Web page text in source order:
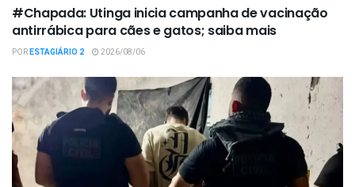
#Chapada: Utinga inicia campanha de vacinação
antirrábica para cães e gatos; saiba mais
PORESTAGIÁRIO 2 2026/08/06